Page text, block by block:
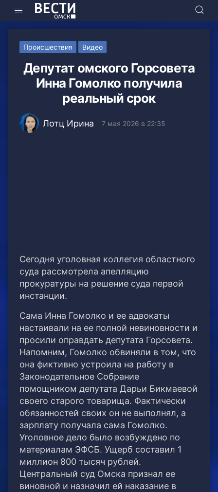
Происшествия Видео
Депутат омского Горсовета
Инна Гомолко получила
реальный срок
Лотц Ирина 7 мая 2026 в 22:35
Сегодня уголовная коллегия областного
суда рассмотрела апелляцию
прокуратуры на решение суда первой
инстанции.
Сама Инна Гомолко и ее адвокаты
настаивали на ее полной невиновности и
просили оправдать депутата Горсовета.
Напомним, Гомолко обвиняли в том, что
она фиктивно устроила на работу в
Законодательное Собрание
помощником депутата Дарьи Бикмаевой
своего старого товарища. Фактически
обязанностей своих он не выполнял, а
зарплату получала сама Гомолко.
Уголовное дело было возбуждено по
материалам ЭФСБ. Ущерб составил 1
миллион 800 тысяч рублей.
Центральный суд Омска признал ее
виновной и назначил ей наказание в